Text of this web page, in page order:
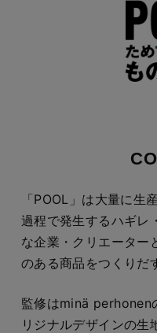
「POOL」は大量に生
過程で発生するハギレ
な企業・クリエーター
のある商品をつくりだ
監修はminä perhonen
リジナルデザインの生